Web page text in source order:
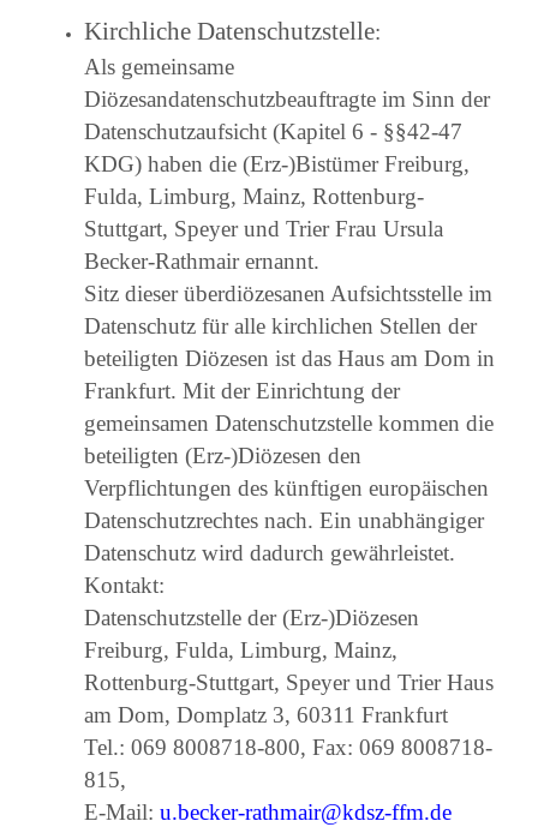
Kirchliche Datenschutzstelle:
Als gemeinsame
Diözesandatenschutzbeauftragte im Sinn der
Datenschutzaufsicht (Kapitel 6 - §§42-47
KDG) haben die (Erz-)Bistümer Freiburg,
Fulda, Limburg, Mainz, Rottenburg-
Stuttgart, Speyer und Trier Frau Ursula
Becker-Rathmair ernannt.
Sitz dieser überdiözesanen Aufsichtsstelle im
Datenschutz für alle kirchlichen Stellen der
beteiligten Diözesen ist das Haus am Dom in
Frankfurt. Mit der Einrichtung der
gemeinsamen Datenschutzstelle kommen die
beteiligten (Erz-)Diözesen den
Verpflichtungen des künftigen europäischen
Datenschutzrechtes nach. Ein unabhängiger
Datenschutz wird dadurch gewährleistet.
Kontakt:
Datenschutzstelle der (Erz-)Diözesen
Freiburg, Fulda, Limburg, Mainz,
Rottenburg-Stuttgart, Speyer und Trier Haus
am Dom, Domplatz 3, 60311 Frankfurt
Tel.: 069 8008718-800, Fax: 069 8008718-
815,
E-Mail: u.becker-rathmair@kdsz-ffm.de